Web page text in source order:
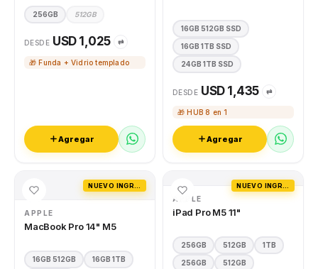
256GB 512GB
DESDE USD 1,025 ⇄
🎁 Funda + Vidrio templado
Agregar
16GB 512GB SSD
16GB 1TB SSD
24GB 1TB SSD
DESDE USD 1,435 ⇄
🎁 HUB 8 en 1
Agregar
APPLE
MacBook Pro 14" M5
16GB 512GB 16GB 1TB
APPLE
iPad Pro M5 11"
256GB 512GB 1TB
256GB 512GB